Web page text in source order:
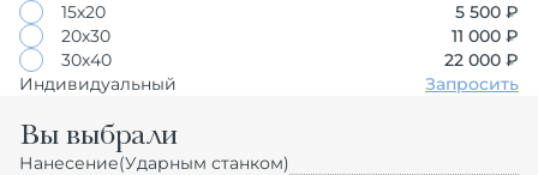
15х20
5 500 ₽
20х30
11 000 ₽
30х40
22 000 ₽
Индивидуальный
Запросить
Вы выбрали
Нанесение(Ударным станком)